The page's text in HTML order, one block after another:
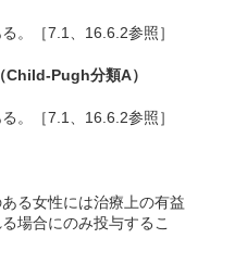
。［7.1、16.6.2参照］
Pugh分類A）
。［7.1、16.6.2参照］
る女性には治療上の有益
場合にのみ投与するこ